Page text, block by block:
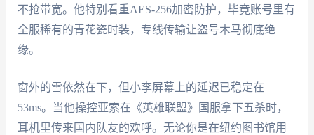
不抢带宽。他特别看重AES-256加密防护，毕竟账号里有
全服稀有的青花瓷时装，专线传输让盗号木马彻底绝
缘。
窗外的雪依然在下，但小李屏幕上的延迟已稳定在
53ms。当他操控亚索在《英雄联盟》国服拿下五杀时，
耳机里传来国内队友的欢呼。无论你是在纽约图书馆用